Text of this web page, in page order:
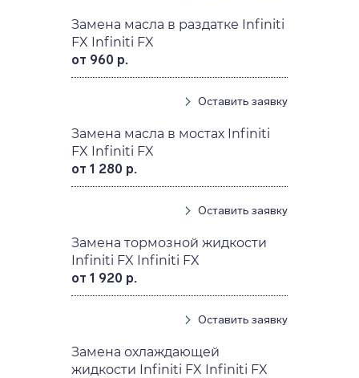
Замена масла в раздатке Infiniti
FX Infiniti FX
от 960 р.
Оставить заявку
Замена масла в мостах Infiniti
FX Infiniti FX
от 1 280 р.
Оставить заявку
Замена тормозной жидкости
Infiniti FX Infiniti FX
от 1 920 р.
Оставить заявку
Замена охлаждающей
жидкости Infiniti FX Infiniti FX